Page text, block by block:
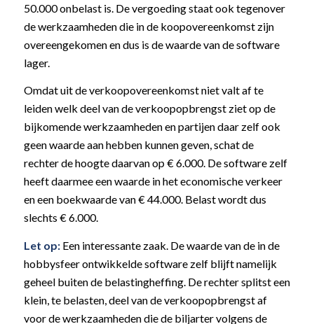
50.000 onbelast is. De vergoeding staat ook tegenover
de werkzaamheden die in de koopovereenkomst zijn
overeengekomen en dus is de waarde van de software
lager.
Omdat uit de verkoopovereenkomst niet valt af te
leiden welk deel van de verkoopopbrengst ziet op de
bijkomende werkzaamheden en partijen daar zelf ook
geen waarde aan hebben kunnen geven, schat de
rechter de hoogte daarvan op € 6.000. De software zelf
heeft daarmee een waarde in het economische verkeer
en een boekwaarde van € 44.000. Belast wordt dus
slechts € 6.000.
Let op:Een interessante zaak. De waarde van de in de
hobbysfeer ontwikkelde software zelf blijft namelijk
geheel buiten de belastingheffing. De rechter splitst een
klein, te belasten, deel van de verkoopopbrengst af
voor de werkzaamheden die de biljarter volgens de